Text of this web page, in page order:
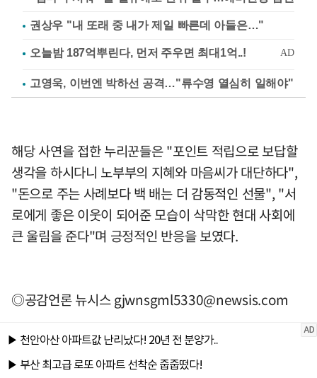
권상우 "내 또래 중 내가 제일 빠른데 아들은…"
고영욱, 이번엔 박하선 공격…"류수영 열심히 일해야"
해당 사연을 접한 누리꾼들은 "포인트 적립으로 보답할
생각을 하시다니 노부부의 지혜와 마음씨가 대단하다",
"돈으로 주는 사례보다 백 배는 더 감동적인 선물", "서
로에게 좋은 이웃이 되어준 모습이 삭막한 현대 사회에
큰 울림을 준다"며 긍정적인 반응을 보였다.
◎공감언론 뉴시스gjwnsgml5330@newsis.com